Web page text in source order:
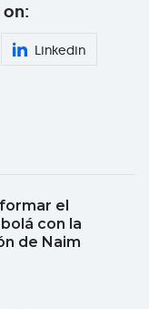
Linkedin
el
con la
de Naim